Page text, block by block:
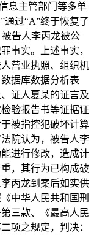
息主管部门等多单
通过“A”终于恢复了
被告人李丙龙被公
事实。上述事实，
营业执照、组织机
据库数据分析表
证人夏某的证言及
验报告书等证据证
被指控犯破坏计算
院认为，被告人李
进行修改，造成计
，其行为已构成破
丙龙到案后如实供
中华人民共和国刑
三款、《最高人民
项之规定，判决：